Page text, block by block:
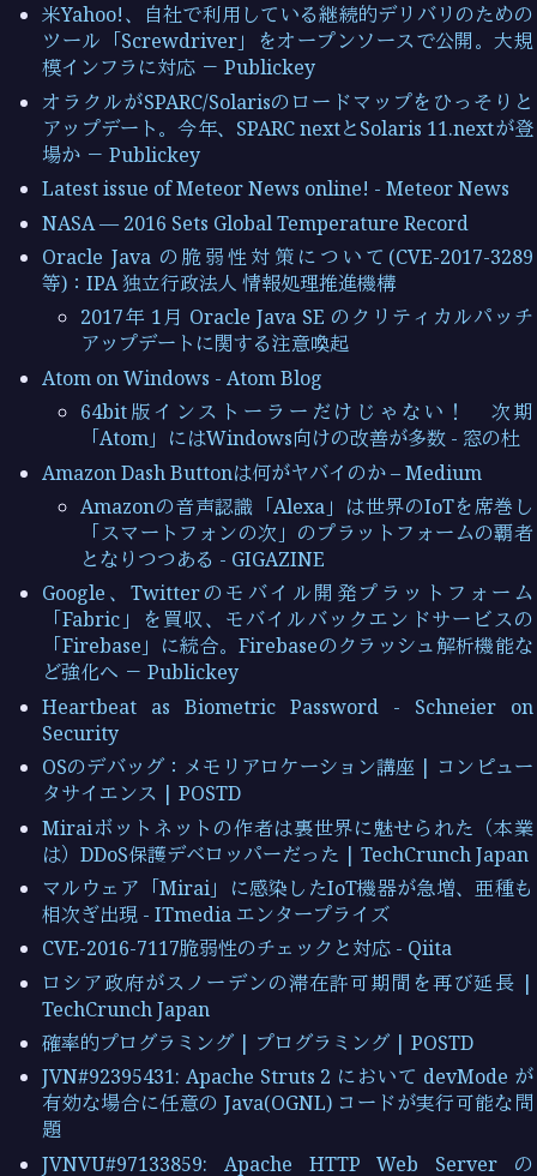
米Yahoo!、自社で利用している継続的デリバリのための
ツール「Screwdriver」をオープンソースで公開。大規
模インフラに対応 － Publickey
オラクルがSPARC/Solarisのロードマップをひっそりと
アップデート。今年、SPARC nextとSolaris 11.nextが登
場か － Publickey
Latest issue of Meteor News online! - Meteor News
NASA — 2016 Sets Global Temperature Record
Oracle Java の脆弱性対策について(CVE-2017-3289
等)：IPA 独立行政法人 情報処理推進機構
2017年 1月 Oracle Java SE のクリティカルパッチ
アップデートに関する注意喚起
Atom on Windows - Atom Blog
64bit版インストーラーだけじゃない！ 次期
「Atom」にはWindows向けの改善が多数 - 窓の杜
Amazon Dash Buttonは何がヤバイのか – Medium
Amazonの音声認識「Alexa」は世界のIoTを席巻し
「スマートフォンの次」のプラットフォームの覇者
となりつつある - GIGAZINE
Google、Twitterのモバイル開発プラットフォーム
「Fabric」を買収、モバイルバックエンドサービスの
「Firebase」に統合。Firebaseのクラッシュ解析機能な
ど強化へ － Publickey
Heartbeat as Biometric Password - Schneier on
Security
OSのデバッグ：メモリアロケーション講座 | コンピュー
タサイエンス | POSTD
Miraiボットネットの作者は裏世界に魅せられた（本業
は）DDoS保護デベロッパーだった | TechCrunch Japan
マルウェア「Mirai」に感染したIoT機器が急増、亜種も
相次ぎ出現 - ITmedia エンタープライズ
CVE-2016-7117脆弱性のチェックと対応 - Qiita
ロシア政府がスノーデンの滞在許可期間を再び延長 |
TechCrunch Japan
確率的プログラミング | プログラミング | POSTD
JVN#92395431: Apache Struts 2 において devMode が
有効な場合に任意の Java(OGNL) コードが実行可能な問
題
JVNVU#97133859: Apache HTTP Web Server の